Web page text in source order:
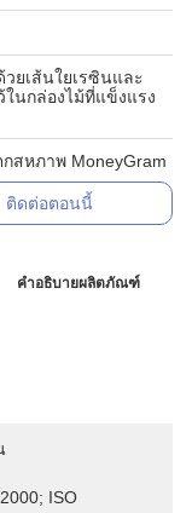
ยเส้นใยเรซินและ
นกล่องไม้ที่แข็งแรง
สหภาพ MoneyGram
ติดต่อตอนนี้
คำอธิบายผลิตภัณฑ์
ISO